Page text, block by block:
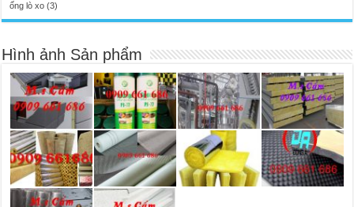
ống lò xo (3)
Hình ảnh Sản phẩm